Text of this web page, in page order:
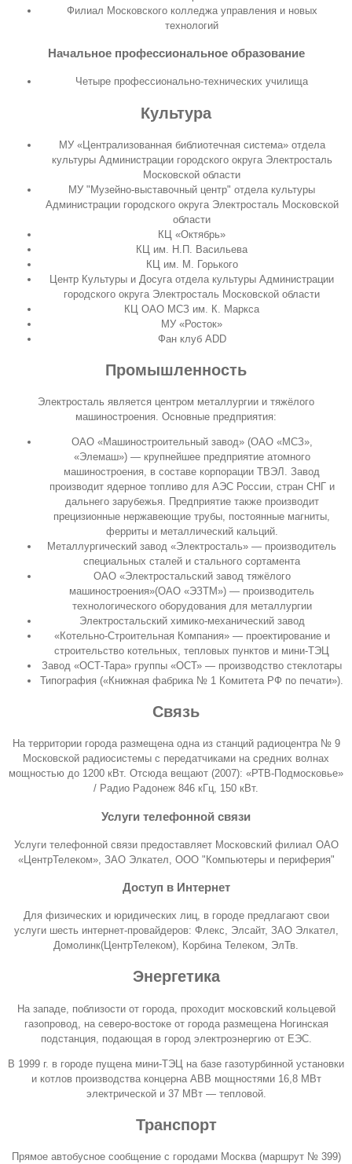
Филиал Московского колледжа управления и новых
технологий
Начальное профессиональное образование
Четыре профессионально-технических училища
Культура
МУ «Централизованная библиотечная система» отдела
культуры Администрации городского округа Электросталь
Московской области
МУ "Музейно-выставочный центр" отдела культуры
Администрации городского округа Электросталь Московской
области
КЦ «Октябрь»
КЦ им. Н.П. Васильева
КЦ им. М. Горького
Центр Культуры и Досуга отдела культуры Администрации
городского округа Электросталь Московской области
КЦ ОАО МСЗ им. К. Маркса
МУ «Росток»
Фан клуб ADD
Промышленность
Электросталь является центром металлургии и тяжёлого
машиностроения. Основные предприятия:
ОАО «Машиностроительный завод»(ОАО «МСЗ»,
«Элемаш») — крупнейшее предприятие атомного
машиностроения, в составе корпорации ТВЭЛ. Завод
производит ядерное топливо для АЭС России, стран СНГ и
дальнего зарубежья. Предприятие также производит
прецизионные нержавеющие трубы, постоянные магниты,
ферриты и металлический кальций.
Металлургический завод «Электросталь» — производитель
специальных сталей и стального сортамента
ОАО «Электростальский завод тяжёлого
машиностроения»(ОАО «ЭЗТМ») — производитель
технологического оборудования для металлургии
Электростальский химико-механический завод
«Котельно-Строительная Компания»— проектирование и
строительство котельных, тепловых пунктов и мини-ТЭЦ
Завод «ОСТ-Тара» группы «ОСТ» — производство стеклотары
Типография («Книжная фабрика № 1 Комитета РФ по печати»).
Связь
На территории города размещена одна из станций радиоцентра № 9
Московской радиосистемы с передатчиками на средних волнах
мощностью до 1200 кВт. Отсюда вещают (2007): «РТВ-Подмосковье»
/ Радио Радонеж 846 кГц, 150 кВт.
Услуги телефонной связи
Услуги телефонной связи предоставляет Московский филиал ОАО
«ЦентрТелеком», ЗАО Элкател ООО "Компьютеры и периферия"
Доступ в Интернет
Для физических и юридических лиц, в городе предлагают свои
услуги шесть интернет-провайдеров: Флекс, Элсайт, ЗАО Элкател,
Домолинк(ЦентрТелеком), Корбина Телеком, ЭлТв.
Энергетика
На западе, поблизости от города, проходит московский кольцевой
газопровод, на северо-востоке от города размещена Ногинская
подстанция, подающая в город электроэнергию от ЕЭС.
В 1999 г. в городе пущена мини-ТЭЦ на базе газотурбинной установки
и котлов производства концерна ABB мощностями 16,8 МВт
электрической и 37 МВт — тепловой.
Транспорт
Прямое автобусное сообщение с городами Москва (маршрут № 399)